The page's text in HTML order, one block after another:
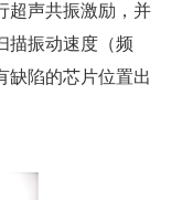
超声共振激励，并
描振动速度（频
缺陷的芯片位置出